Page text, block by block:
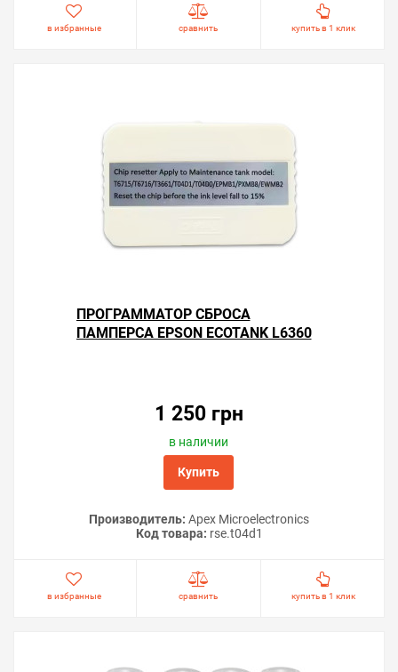
в избранные сравнить купить в 1 клик
ПРОГРАММАТОР СБРОСА
ПАМПЕРСА EPSON ECOTANK L6360
1 250 грн
в наличии
Купить
Производитель: Apex Microelectronics
Код товара: rse.t04d1
в избранные сравнить купить в 1 клик